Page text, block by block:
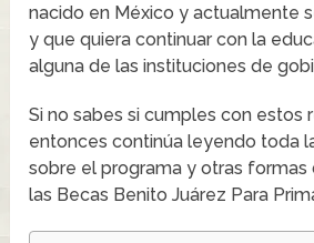
nacido en México y actualmente
y que quiera continuar con la
alguna de las instituciones de
Si no sabes si cumples con estos
entonces continúa leyendo toda
sobre el programa y otras formas
las Becas Benito Juárez Para